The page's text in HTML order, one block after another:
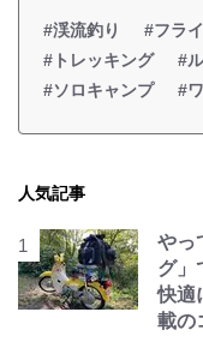
#渓流釣り #フラ
#トレッキング
#
#ソロキャンプ
#
人気記事
やっ
グ」
快適
載の